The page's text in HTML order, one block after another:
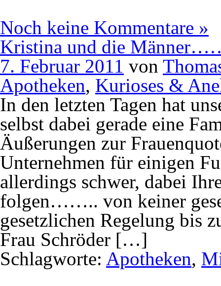
Noch keine Kommentare »
Kristina und die
7. Februar 2011 von
Apotheken, Kurioses &
In den letzten Tagen hat
selbst dabei gerade eine
Äußerungen zur
Unternehmen für einigen
allerdings schwer, dabei
folgen…….. von keiner
gesetzlichen Regelung bis
Frau Schröder […]
Schlagworte: Apotheken,